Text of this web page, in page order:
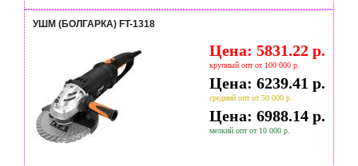
УШМ (БОЛГАРКА) FT-1318
Цена: 5831.22 р.
крупный опт от 100 000 р.
Цена: 6239.41 р.
средний опт от 50 000 р.
Цена: 6988.14 р.
мелкий опт от 10 000 р.